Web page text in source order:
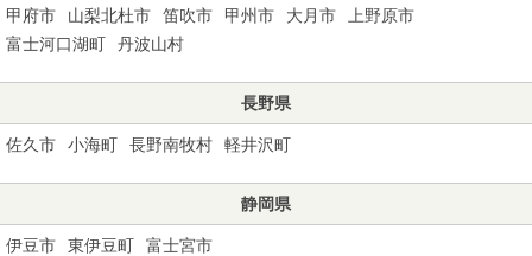
甲府市 山梨北杜市 笛吹市 甲州市 大月市
上野原市
富士河口湖町
丹波山村
長野県
佐久市 小海町 長野南牧村 軽井沢町
静岡県
伊豆市 東伊豆町 富士宮市